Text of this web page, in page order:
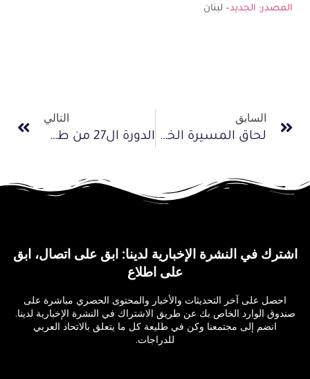
المصدر: الجديد– لبنان
السابق
لحاق المسيرة الخضراء: الدراج سعيد أبلواش يفوز بالمحطة السادسة والأخيرة من المرحلة الأولى
التالي
الدورة ال27 من طواف المغرب لسباق الدراجات: الفرنسي لوبي يفوز بالمرحلة الرابعة
اشترك في النشرة الإخبارية لدينا: ابق على اتصال، ابق
على اطلاع
احصل على آخر التحديثات والأخبار والمحتوى الحصري مباشرة على
صندوق الوارد الخاص بك عن طريق الاشتراك في النشرة الإخبارية لدينا.
انضم إلى مجتمعنا وكن في طليعة كل ما يتعلق بالاتحاد العربي
للدراجات.